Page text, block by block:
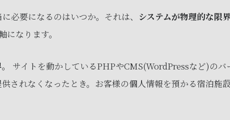
必要になるのはいつか。それは、 システムが物理的な限
になります。
サイトを動かしているPHPやCMS(WordPressなど)のバ
されなくなったとき。お客様の個人情報を預かる宿泊施